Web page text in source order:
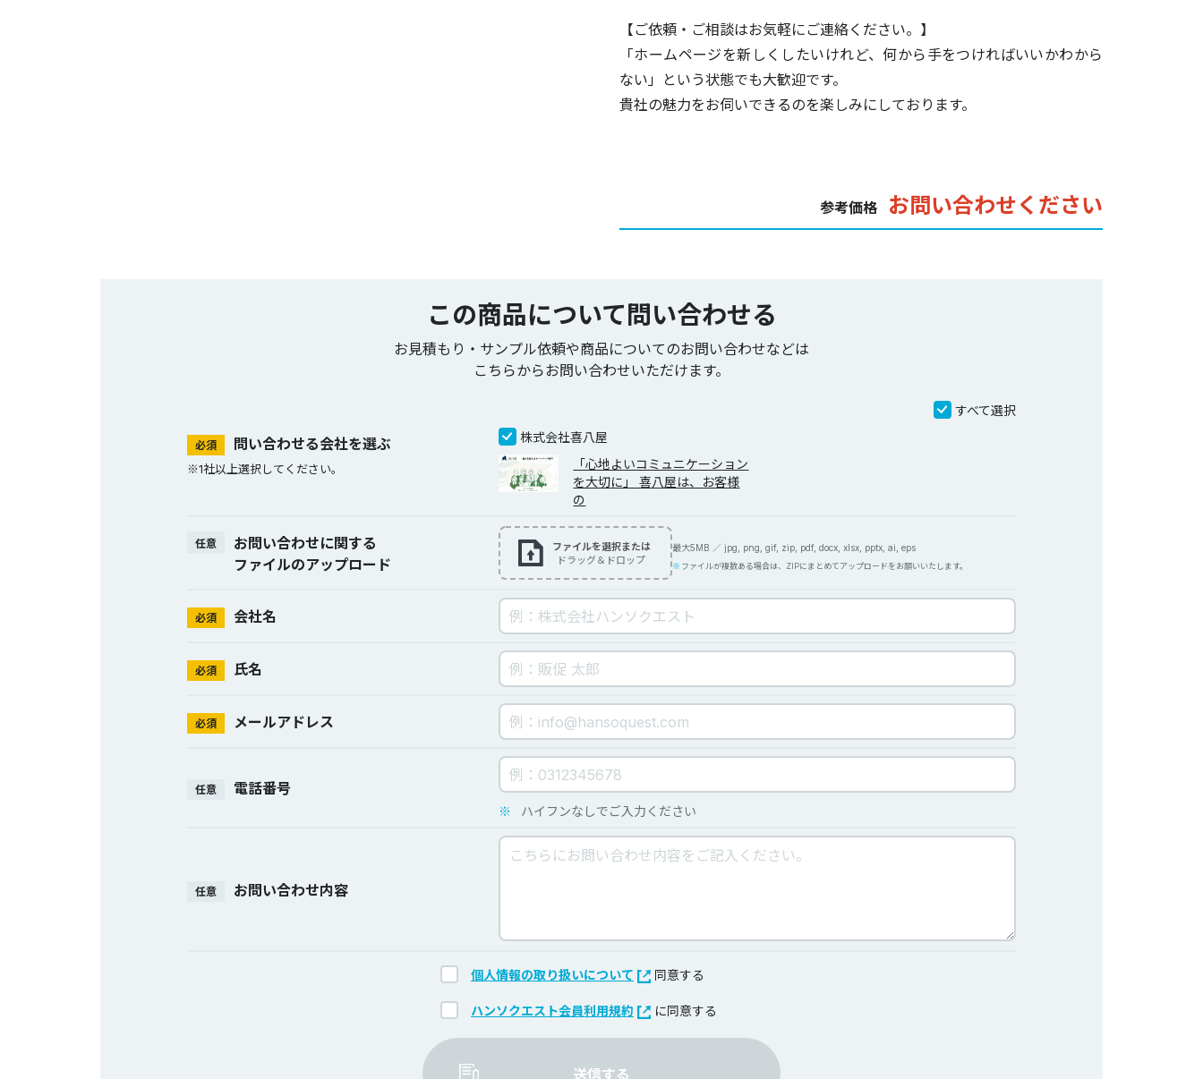
【ご依頼・ご相談はお気軽にご連絡ください。】
「ホームページを新しくしたいけれど、何から手をつければいいかわから
ない」という状態でも大歓迎です。
貴社の魅力をお伺いできるのを楽しみにしております。
参考価格 お問い合わせください
この商品について問い合わせる
お見積もり・サンプル依頼や商品についてのお問い合わせなどは
こちらからお問い合わせいただけます。
必須 問い合わせる会社を選ぶ
※1社以上選択してください。
すべて選択
株式会社喜八屋
「心地よいコミュニケーション
を大切に」 喜八屋は、お客様
の
任意
お問い合わせに関する
ファイルのアップロード
ファイルを選択または
ドラッグ＆ドロップ
最大5MB ／ jpg, png, gif, zip, pdf, docx, xlsx, pptx, ai, eps
ファイルが複数ある場合は、ZIPにまとめてアップロードをお願いいたします。
必須 会社名
必須 氏名
必須 メールアドレス
任意 電話番号
※ ハイフンなしでご入力ください
任意 お問い合わせ内容
個人情報の取り扱いについて 同意する
ハンソクエスト会員利用規約 に同意する
送信する